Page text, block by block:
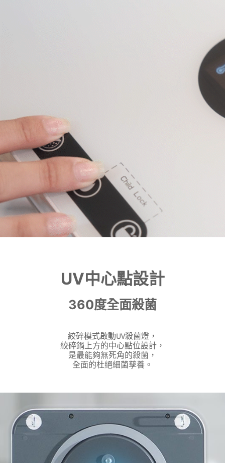
UV中心點設計
360度全面殺菌
絞碎模式啟動UV殺菌燈，
絞碎鍋上方的中心點位設計，
是最能夠無死角的殺菌，
全面的杜絕細菌孳養。